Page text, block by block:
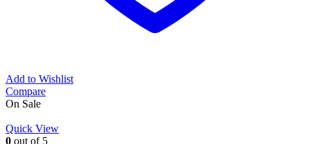
Add to Wishlist
Compare
On Sale
Quick View
0 out of 5